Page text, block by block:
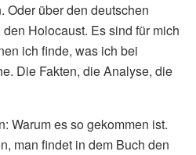
Oder über den deutschen
Holocaust. Es sind für mich
ich finde, was ich bei
Die Fakten, die Analyse, die
Warum es so gekommen ist.
man findet in dem Buch den